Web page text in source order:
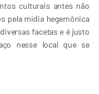
culturais antes não
pela mídia hegemônica
facetas e é justo
nesse local que se